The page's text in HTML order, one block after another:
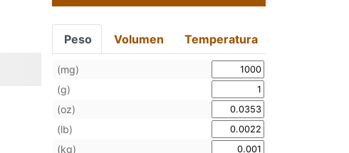
Peso Volumen Temperatura
(mg)
(g)
(oz)
(lb)
(kg)